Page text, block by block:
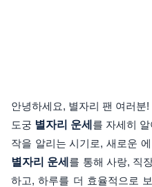
안녕하세요, 별자리 팬 여러분
도궁 별자리 운세 를 자세히
작을 알리는 시기로, 새로운
별자리 운세 를 통해 사랑, 직
하고, 하루를 더 효율적으로